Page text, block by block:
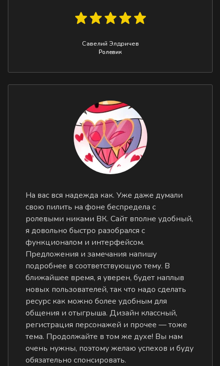
Савелий Элдричев
Ролевик
На вас вся надежда как. Уже даже думали
свою пилить на фоне беспредела с
ролевыми никами ВК. Сайт вполне удобный,
я довольно быстро разобрался с
функционалом и интерфейсом.
Предложения и замечания напишу
подробнее в соответствующую тему. В
ближайшее время, я уверен, будет наплыв
новых пользователей, так что надо сделать
ресурс как можно более удобным для
общения и отыгрыша. Дизайн классный,
регистрация персонажей и прочее — тоже
тема. Продолжайте в том же духе! Вы нам
очень нужны, поэтому желаю успехов и буду
обязательно спонсировать.